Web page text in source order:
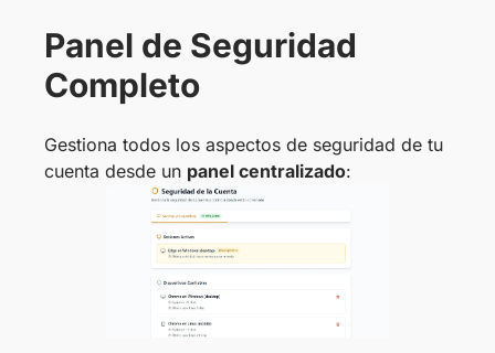
Panel de Seguridad
Completo
Gestiona todos los aspectos de seguridad de tu
cuenta desde un panel centralizado: